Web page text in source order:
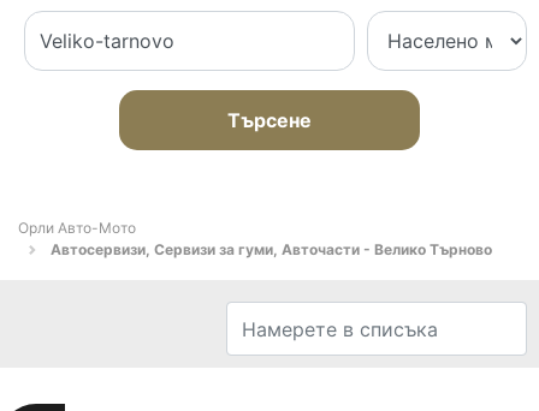
Търсене
Орли Aвто-Mото
Автосервизи, Сервизи за гуми, Авточасти - Велико Търново